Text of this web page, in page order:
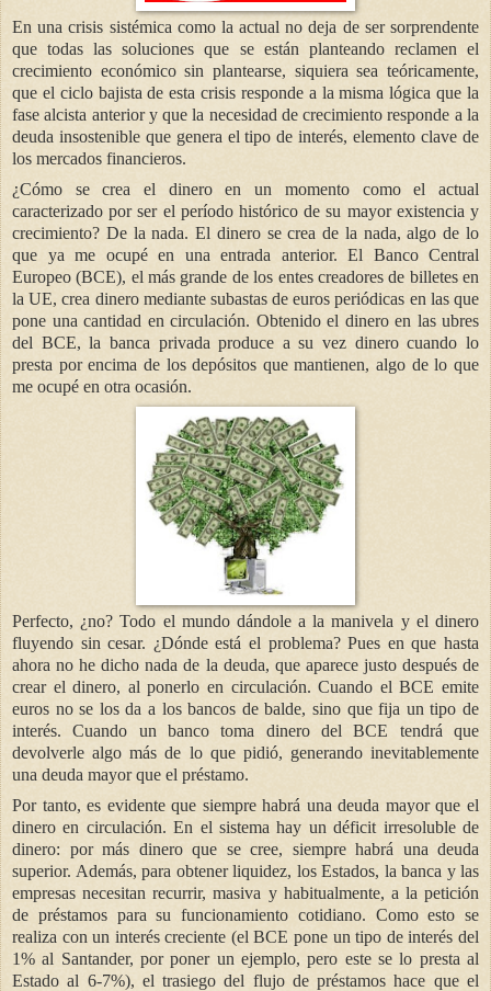
En una crisis sistémica como la actual no deja de ser sorprendente
que todas las soluciones que se están planteando reclamen el
crecimiento económico sin plantearse, siquiera sea teóricamente,
que el ciclo bajista de esta crisis responde a la misma lógica que la
fase alcista anterior y que la necesidad de crecimiento responde a la
deuda insostenible que genera el tipo de interés, elemento clave de
los mercados financieros.
¿Cómo se crea el dinero en un momento como el actual
caracterizado por ser el período histórico de su mayor existencia y
crecimiento? De la nada. El dinero se crea de la nada, algo de lo
que ya me ocupé en una entrada anterior. El Banco Central
Europeo (BCE), el más grande de los entes creadores de billetes en
la UE, crea dinero mediante subastas de euros periódicas en las que
pone una cantidad en circulación. Obtenido el dinero en las ubres
del BCE, la banca privada produce a su vez dinero cuando lo
presta por encima de los depósitos que mantienen, algo de lo que
me ocupé en otra ocasión.
Perfecto, ¿no? Todo el mundo dándole a la manivela y el dinero
fluyendo sin cesar. ¿Dónde está el problema? Pues en que hasta
ahora no he dicho nada de la deuda, que aparece justo después de
crear el dinero, al ponerlo en circulación. Cuando el BCE emite
euros no se los da a los bancos de balde, sino que fija un tipo de
interés. Cuando un banco toma dinero del BCE tendrá que
devolverle algo más de lo que pidió, generando inevitablemente
una deuda mayor que el préstamo.
Por tanto, es evidente que siempre habrá una deuda mayor que el
dinero en circulación. En el sistema hay un déficit irresoluble de
dinero: por más dinero que se cree, siempre habrá una deuda
superior. Además, para obtener liquidez, los Estados, la banca y las
empresas necesitan recurrir, masiva y habitualmente, a la petición
de préstamos para su funcionamiento cotidiano. Como esto se
realiza con un interés creciente (el BCE pone un tipo de interés del
1% al Santander, por poner un ejemplo, pero este se lo presta al
Estado al 6-7%), el trasiego del flujo de préstamos hace que el